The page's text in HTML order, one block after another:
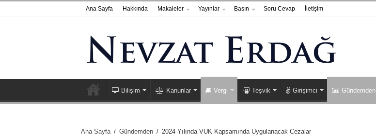
Ana Sayfa Hakkında Makaleler Yayınlar Basın Soru Cevap İletişim
Bilişim Kanunlar Vergi Teşvik Girişimci Gündemden
Ana Sayfa / Gündemden / 2024 Yılında VUK Kapsamında Uygulanacak Cezalar